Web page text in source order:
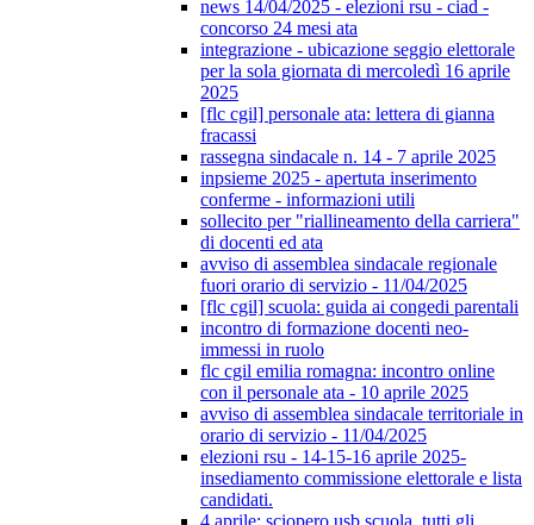
news 14/04/2025 - elezioni rsu - ciad -
concorso 24 mesi ata
integrazione - ubicazione seggio elettorale
per la sola giornata di mercoledì 16 aprile
2025
[flc cgil] personale ata: lettera di gianna
fracassi
rassegna sindacale n. 14 - 7 aprile 2025
inpsieme 2025 - apertuta inserimento
conferme - informazioni utili
sollecito per "riallineamento della carriera"
di docenti ed ata
avviso di assemblea sindacale regionale
fuori orario di servizio - 11/04/2025
[flc cgil] scuola: guida ai congedi parentali
incontro di formazione docenti neo-
immessi in ruolo
flc cgil emilia romagna: incontro online
con il personale ata - 10 aprile 2025
avviso di assemblea sindacale territoriale in
orario di servizio - 11/04/2025
elezioni rsu - 14-15-16 aprile 2025-
insediamento commissione elettorale e lista
candidati.